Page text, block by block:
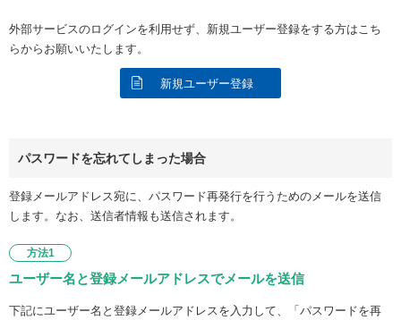
外部サービスのログインを利用せず、新規ユーザー登録をする方はこち
らからお願いいたします。
新規ユーザー登録
パスワードを忘れてしまった場合
登録メールアドレス宛に、パスワード再発行を行うためのメールを送信
します。なお、送信者情報も送信されます。
方法1
ユーザー名と登録メールアドレスでメールを送信
下記にユーザー名と登録メールアドレスを入力して、「パスワードを再